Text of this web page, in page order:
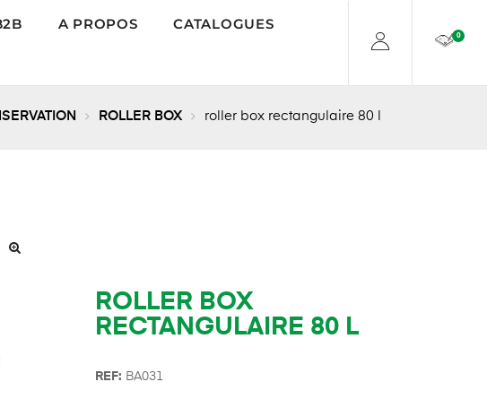
A PROPOS CATALOGUES
0
ROLLER BOX roller box rectangulaire 80 l
ROLLER BOX
RECTANGULAIRE 80 L
REF: BA031